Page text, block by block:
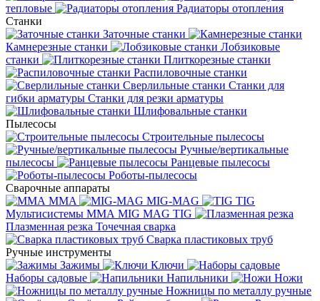
тепловые
Радиаторы отопления
Станки
Заточные станки
Камнерезные станки
Лобзиковые
станки
Плиткорезные станки
Распиловочные станки
Сверлильные станки Станки для
гибки арматуры Станки для резки арматуры
Шлифовальные станки
Пылесосы
Строительные пылесосы
Ручные/вертикальные
пылесосы
Ранцевые пылесосы
Роботы-пылесосы
Сварочные аппараты
MMA
MIG-MAG
TIG
Мультисистемы ММА MIG MAG TIG
Плазменная резка Точечная сварка
Cварка пластиковых труб
Ручные инструменты
Зажимы
Ключи
Наборы садовые
Напильники
Ножи
Ножницы по металлу ручные